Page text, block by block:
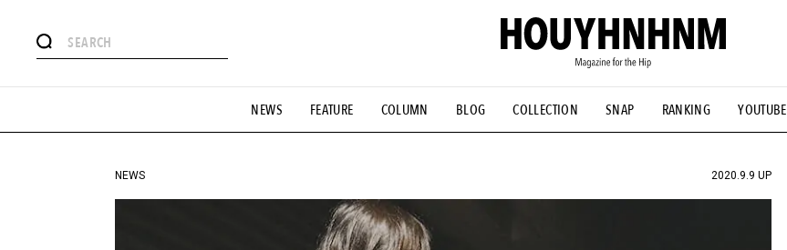
NEWS FEATURE COLUMN BLOG COLLECTION SNAP RANKING YOUTUBE
#憧れの逸品 #ESSENTIAL DESIGNS #古着サミット #NEW VINTAGE #マイナーグッド図鑑
#GH 銘品の所以 #フイナムのYouTube #Commune H #FOCUS IT #AH.H #ととけん #FASHION #MUSIC
#HANDSOME HANDBOOK
NEWS 2020.9.9 UP